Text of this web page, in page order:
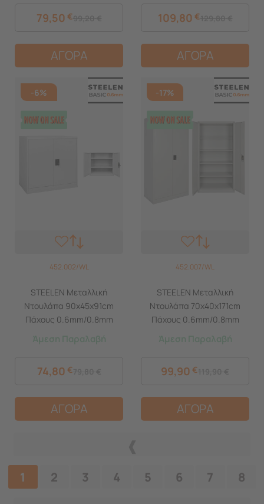
Πόδια - 2 Αποθηκευτικοί
79,50 €
ΑΓΟΡΑ
109,80 €
ΑΓΟΡΑ
-6%
452.002/WL
STEELEN Μεταλλική
Ντουλάπα 90x45x91cm
Πάχους 0.6mm/0.8mm
(πάτωμα) Γαλβανιζέ με 2
Άμεση Παραλαβή
74,80 €
ΑΓΟΡΑ
-17%
452.007/WL
STEELEN Μεταλλική
Ντουλάπα 70x40x171cm
Πάχους 0.6mm/0.8mm
(πάτωμα) Γαλβανιζέ 37kg με
Άμεση Παραλαβή
99,90 €
ΑΓΟΡΑ
1 2 3 4 5 6 7 8